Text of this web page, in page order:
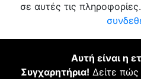
σε αυτές τις πληροφορίες.
Αυτή είναι η
Συγχαρητήρια! Δείτε πώς